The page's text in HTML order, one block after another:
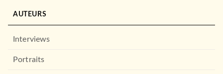
AUTEURS
Interviews
Portraits